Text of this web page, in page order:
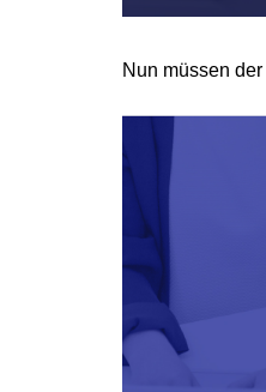
Nun müssen der